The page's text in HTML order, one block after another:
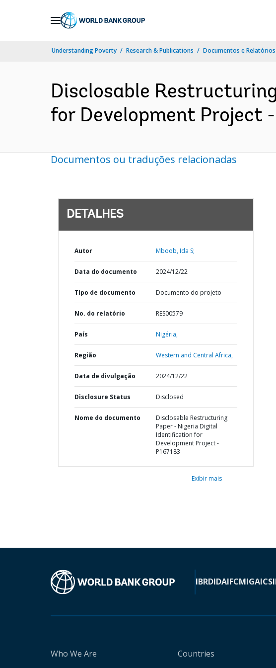
Understanding Poverty Research & Publications Documentos e Relatórios
Disclosable
for Development Project
Documentos ou traduções relacionadas
DETALHES
Autor Mboob, Ida S;
Data do documento 2024/12/22
TIpo de documento Documento do projeto
No. do relatório RES00579
País Nigéria,
Região Western and Central Africa,
Data de divulgação 2024/12/22
Disclosure Status Disclosed
Nome do documento
Disclosable Restructuring
Paper - Nigeria Digital
Identification for
Development Project -
P167183
Exibir mais
IBRDIDAIFCMIGA
Who We Are Countries